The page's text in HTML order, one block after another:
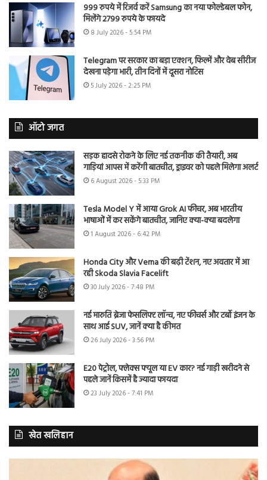
999 रुपये में रिजर्व करें Samsung का नया फोल्डेबल फोन,
मिलेंगे 2799 रुपये के फायदे
8 July 2026 - 5:54 PM
Telegram पर सरकार का बड़ा एक्शन, फिल्में और वेब सीरीज
देखना पड़ेगा भारी, तीन दिनों में दूसरा नोटिस
5 July 2026 - 2:25 PM
ऑटो जगत
सड़क हादसे रोकने के लिए नई तकनीक की तैयारी, अब
गाड़ियां आपस में करेंगी बातचीत, ड्राइवर को पहले मिलेगा अलर्ट
6 August 2026 - 5:33 PM
Tesla Model Y में आया Grok AI फीचर, अब भारतीय
भाषाओं में कर सकेंगे बातचीत, जानिए क्या-क्या बदलेगा
1 August 2026 - 6:42 PM
Honda City और Verna की बढ़ी टेंशन, नए अवतार में आ
रही Skoda Slavia Facelift
30 July 2026 - 7:48 PM
नई मारुति ब्रेजा फेसलिफ्ट लॉन्च, नए फीचर्स और टर्बो इंजन के
साथ आई SUV, जानें क्या है कीमत
26 July 2026 - 3:56 PM
E20 पेट्रोल, फ्लेक्स फ्यूल या EV कार? नई गाड़ी खरीदने से
पहले जानें किसमें है ज्यादा फायदा
23 July 2026 - 7:41 PM
खेत खलिहान